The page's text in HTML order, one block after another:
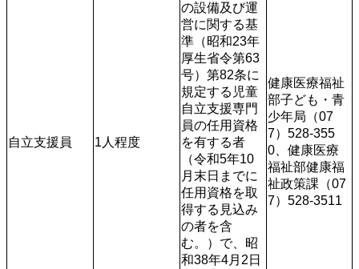
自立支援員 1人程度
の設備及び運
営に関する基
準（昭和23年
厚生省令第63
号）第82条に
規定する児童
自立支援専門
員の任用資格
を有する者
（令和5年10
月末日までに
任用資格を取
得する見込み
の者を含
む。）で、昭
和38年4月2日
健康医療福祉
部子ども・青
少年局（07
7）528-355
0、健康医療
福祉部健康福
祉政策課（07
7）528-3511